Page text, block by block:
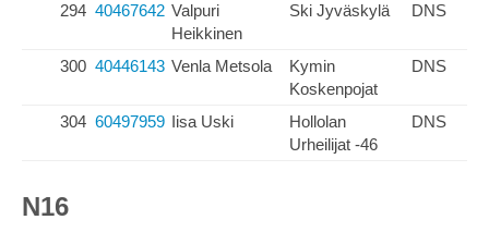
294 40467642 Valpuri
Heikkinen
Ski Jyväskylä DNS
300 40446143 Venla Metsola
Kymin
Koskenpojat
DNS
304 60497959 Iisa Uski
Hollolan
Urheilijat -46
DNS
N16